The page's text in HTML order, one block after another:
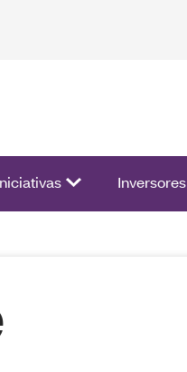
de opciones.
Inversores